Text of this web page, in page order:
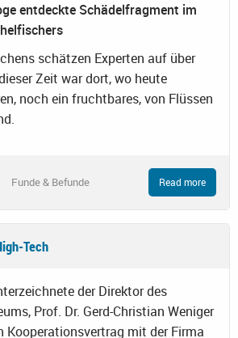
entdeckte Schädelfragment im
schätzen Experten auf über
Zeit war dort, wo heute
noch ein fruchtbares, von Flüssen
Funde & Befunde Read more
Tech
der Direktor des
Prof. Dr. Gerd-Christian Weniger
Kooperationsvertrag mit der Firma